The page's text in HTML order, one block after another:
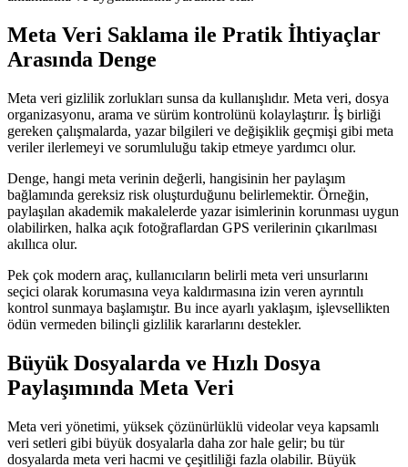
Meta Veri Saklama ile Pratik İhtiyaçlar
Arasında Denge
Meta veri gizlilik zorlukları sunsa da kullanışlıdır. Meta veri, dosya
organizasyonu, arama ve sürüm kontrolünü kolaylaştırır. İş birliği
gereken çalışmalarda, yazar bilgileri ve değişiklik geçmişi gibi meta
veriler ilerlemeyi ve sorumluluğu takip etmeye yardımcı olur.
Denge, hangi meta verinin değerli, hangisinin her paylaşım
bağlamında gereksiz risk oluşturduğunu belirlemektir. Örneğin,
paylaşılan akademik makalelerde yazar isimlerinin korunması uygun
olabilirken, halka açık fotoğraflardan GPS verilerinin çıkarılması
akıllıca olur.
Pek çok modern araç, kullanıcıların belirli meta veri unsurlarını
seçici olarak korumasına veya kaldırmasına izin veren ayrıntılı
kontrol sunmaya başlamıştır. Bu ince ayarlı yaklaşım, işlevsellikten
ödün vermeden bilinçli gizlilik kararlarını destekler.
Büyük Dosyalarda ve Hızlı Dosya
Paylaşımında Meta Veri
Meta veri yönetimi, yüksek çözünürlüklü videolar veya kapsamlı
veri setleri gibi büyük dosyalarla daha zor hale gelir; bu tür
dosyalarda meta veri hacmi ve çeşitliliği fazla olabilir. Büyük